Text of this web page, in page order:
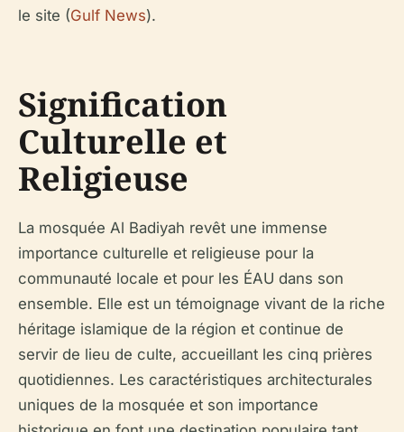
le site (Gulf News).
Signification
Culturelle et
Religieuse
La mosquée Al Badiyah revêt une immense
importance culturelle et religieuse pour la
communauté locale et pour les ÉAU dans son
ensemble. Elle est un témoignage vivant de la riche
héritage islamique de la région et continue de
servir de lieu de culte, accueillant les cinq prières
quotidiennes. Les caractéristiques architecturales
uniques de la mosquée et son importance